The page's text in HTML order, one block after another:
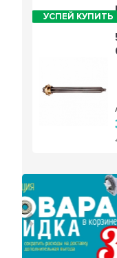
Предыдущий